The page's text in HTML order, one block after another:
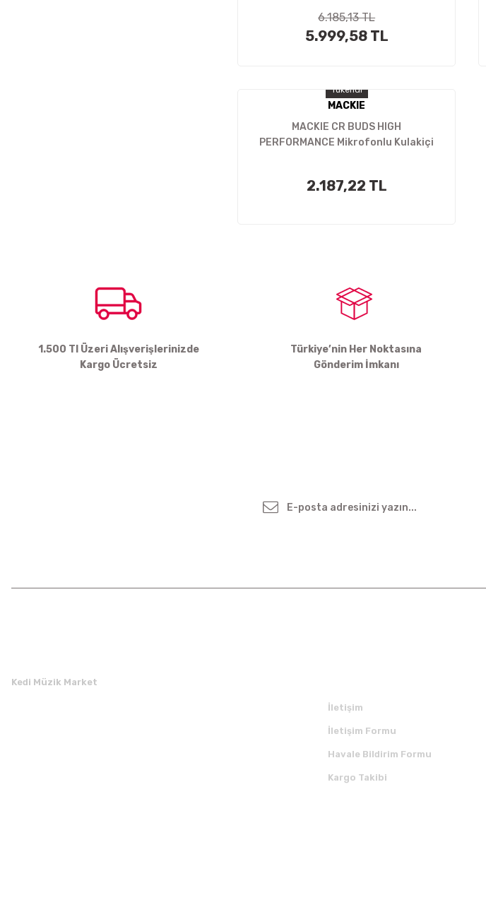
6.185,13 TL
5.999,58 TL
Tükendi
MACKIE
MACKIE CR BUDS HIGH
PERFORMANCE Mikrofonlu Kulakiçi
2.187,22 TL
1.500 Tl Üzeri Alışverişlerinizde
Kargo Ücretsiz
Türkiye’nin Her Noktasına
Gönderim İmkanı
Kedi Müzik Market
İletişim
İletişim Formu
Havale Bildirim Formu
Kargo Takibi